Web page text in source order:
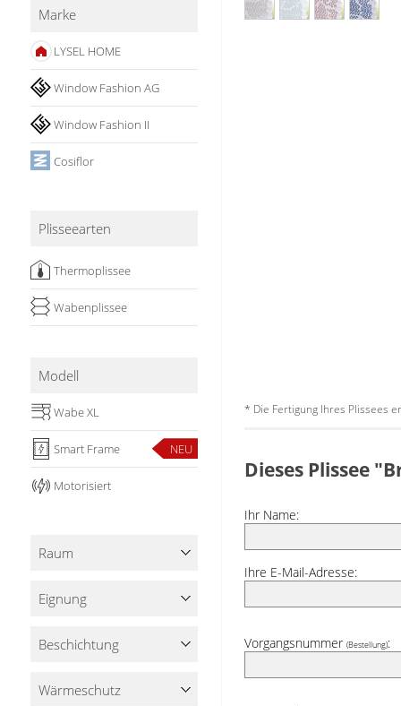
Stoffe
Panneaux
Marke
LYSEL HOME
Window Fashion AG
Window Fashion II
Cosiflor
Plisseearten
Thermoplissee
Wabenplissee
Modell
Wabe XL
Smart Frame NEU
Motorisiert
Raum
Eignung
Beschichtung
Wärmeschutz
* Die Fertigung Ihres Plissees
Dieses Plissee
Ihr Name:
Ihre E-Mail-Adresse:
Vorgangsnummer(Bestellung):